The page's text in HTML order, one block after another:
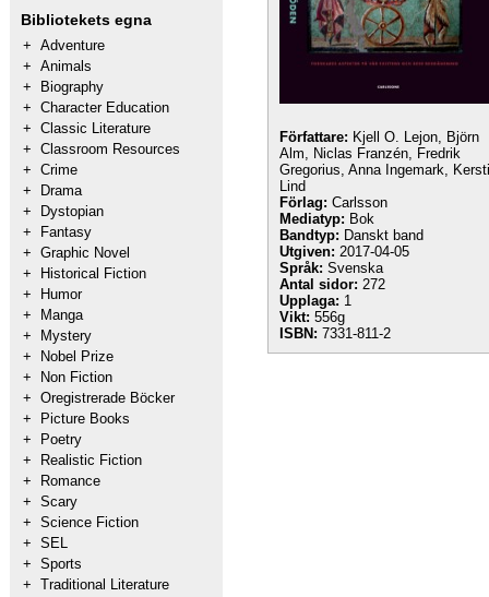
Bibliotekets egna
+ Adventure
+ Animals
+
Biography
+ Character Education
+ Classic Literature
+ Classroom Resources
+ Crime
+
Drama
+
Dystopian
+
Fantasy
+ Graphic Novel
+
Historical Fiction
+
Humor
+
Manga
+
Mystery
+
Nobel Prize
+
Non Fiction
+ Oregistrerade Böcker
+
Picture Books
+
Poetry
+
Realistic Fiction
+
Romance
+ Scary
+ Science Fiction
+ SEL
+ Sports
+ Traditional Literature
Författare: Kjell O. Lejon, Björn
Alm, Niclas Franzén, Fredrik
Gregorius, Anna Ingemark,
Lind
Förlag: Carlsson
Mediatyp: Bok
Bandtyp: Danskt band
Utgiven: 2017-04-05
Språk: Svenska
Antal sidor: 272
Upplaga: 1
Vikt: 556g
ISBN: 7331-811-2